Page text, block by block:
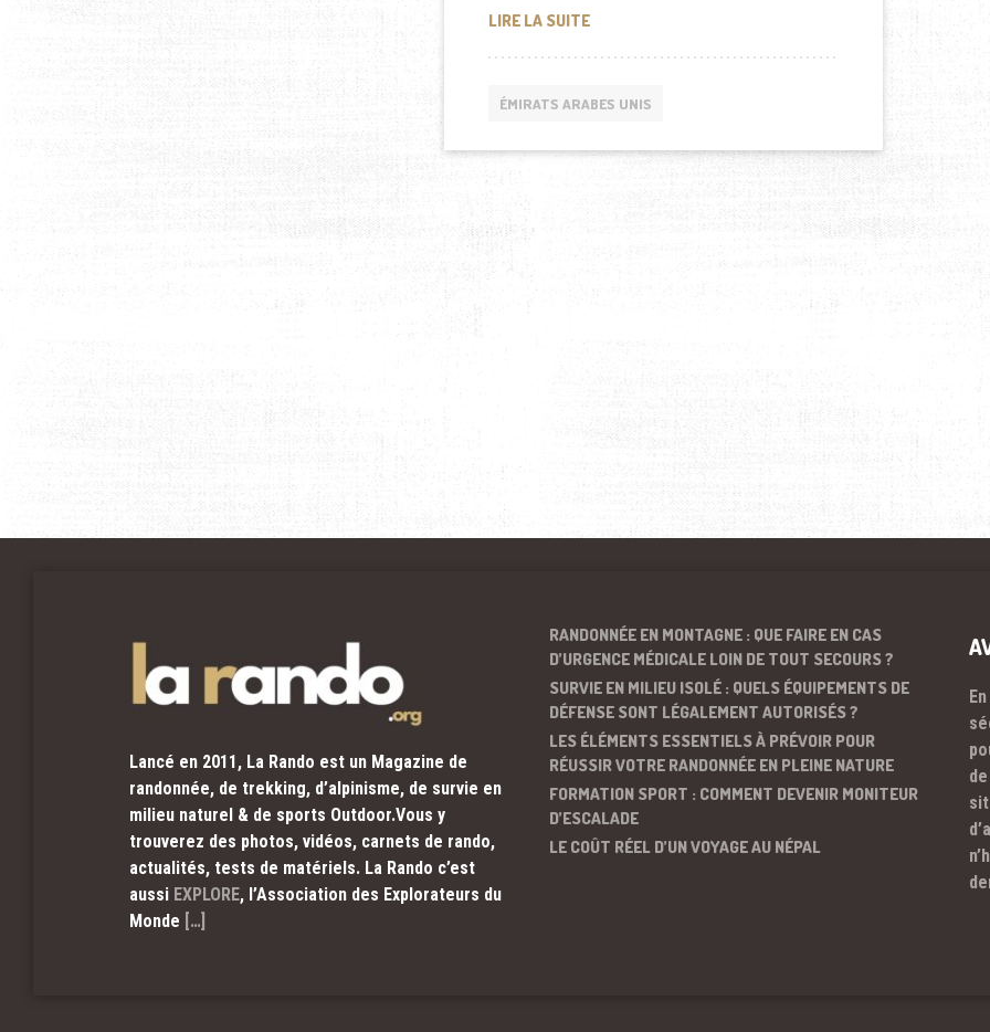
LIRE LA SUITELES ROBOTS FONT LA UNE DU GITEX À DUBAI
ÉMIRATS ARABES UNIS
Lancé en 2011, La Rando est un Magazine de
randonnée, de trekking, d’alpinisme, de survie en
milieu naturel & de sports Outdoor.Vous y
trouverez des photos, vidéos, carnets de rando,
actualités, tests de matériels. La Rando c’est
aussi EXPLORE, l’Association des Explorateurs du
Monde […]
RANDONNÉE EN MONTAGNE : QUE FAIRE EN CAS
D’URGENCE MÉDICALE LOIN DE TOUT SECOURS ?
SURVIE EN MILIEU ISOLÉ : QUELS ÉQUIPEMENTS DE
DÉFENSE SONT LÉGALEMENT AUTORISÉS ?
LES ÉLÉMENTS ESSENTIELS À PRÉVOIR POUR
RÉUSSIR VOTRE RANDONNÉE EN PLEINE NATURE
FORMATION SPORT : COMMENT DEVENIR MONITEUR
D’ESCALADE
LE COÛT RÉEL D’UN VOYAGE AU NÉPAL